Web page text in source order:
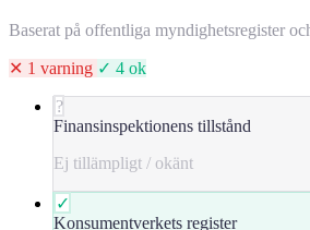
Baserat på offentliga myndighetsregister
✕ 1 varning ✓ 4 ok
?
Finansinspektionens tillstånd
Ej tillämpligt / okänt
✓
Konsumentverkets register